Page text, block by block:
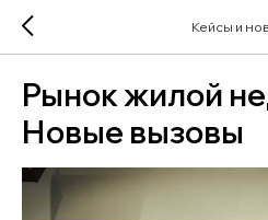
Кейсы и
Рынок жилой
Новые вызовы